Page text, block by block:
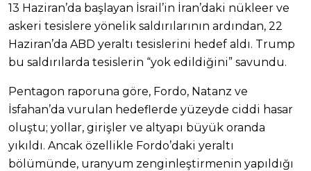
13 Haziran’da başlayan İsrail’in İran’daki nükleer ve
askeri tesislere yönelik saldırılarının ardından, 22
Haziran’da ABD yeraltı tesislerini hedef aldı. Trump
bu saldırılarda tesislerin “yok edildiğini” savundu.
Pentagon raporuna göre, Fordo, Natanz ve
İsfahan’da vurulan hedeflerde yüzeyde ciddi hasar
oluştu; yollar, girişler ve altyapı büyük oranda
yıkıldı. Ancak özellikle Fordo’daki yeraltı
bölümünde, uranyum zenginleştirmenin yapıldığı